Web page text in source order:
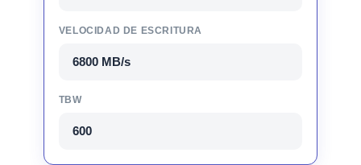
VELOCIDAD DE ESCRITURA
6800 MB/s
TBW
600